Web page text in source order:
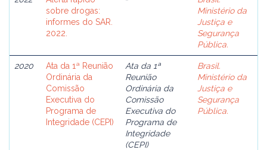
sobre drogas:
informes do SAR.
2022.
Ministério da
Justiça e
Segurança
Pública.
2020
Ata da 1ª Reunião
Ordinária da
Comissão
Executiva do
Programa de
Integridade (CEPI)
Ata da 1ª
Reunião
Ordinária da
Comissão
Executiva do
Programa de
Integridade
(CEPI)
Brasil.
Ministério da
Justiça e
Segurança
Pública.